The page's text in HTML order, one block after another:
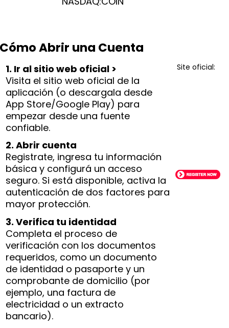
Cómo Abrir una Cuenta
1. Ir al sitio web oficial >
Visita el sitio web oficial de la
aplicación (o descargala desde
App Store/Google Play) para
empezar desde una fuente
confiable.
2. Abrir cuenta
Registrate, ingresa tu información
básica y configurá un acceso
seguro. Si está disponible, activa la
autenticación de dos factores para
mayor protección.
3. Verifica tu identidad
Completa el proceso de
verificación con los documentos
requeridos, como un documento
de identidad o pasaporte y un
comprobante de domicilio (por
ejemplo, una factura de
electricidad o un extracto
bancario).
Site oficial: